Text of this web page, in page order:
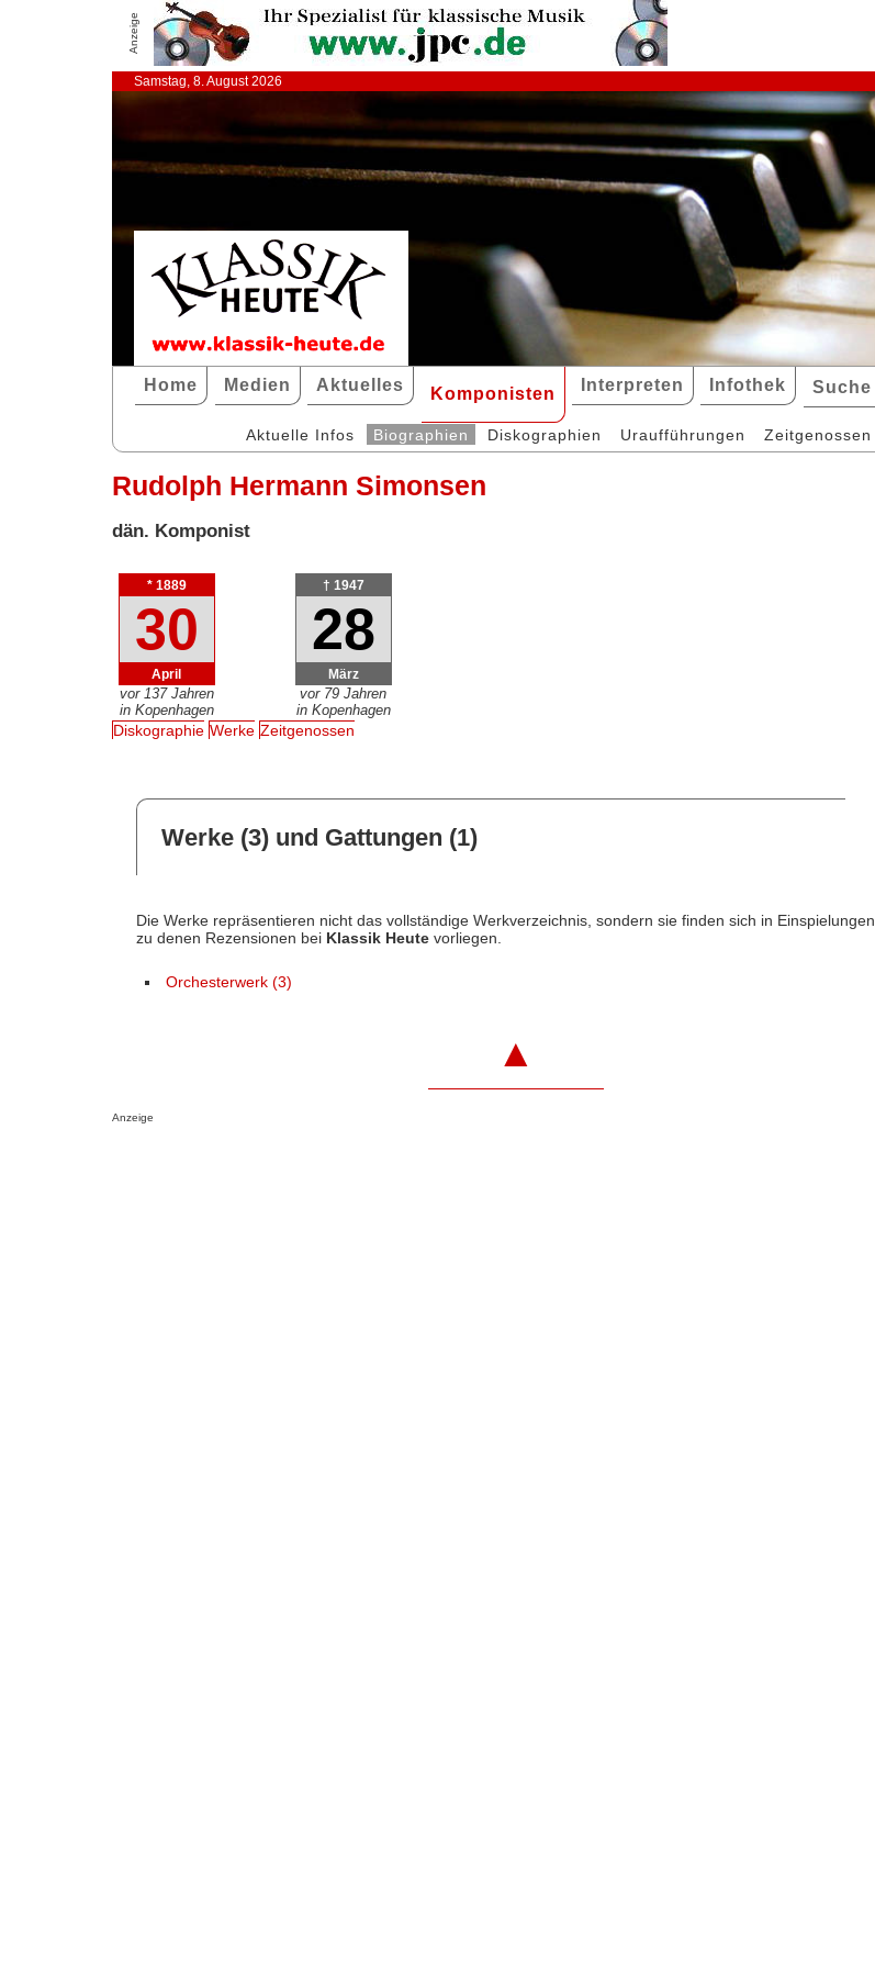
Anzeige
Samstag, 8. August 2026
Home Medien Aktuelles Komponisten Interpreten Infothek Suche
Aktuelle Infos Biographien Diskographien Uraufführungen Zeitgenossen
Rudolph Hermann Simonsen
dän. Komponist
* 1889
30
April
vor 137 Jahren
in Kopenhagen
† 1947
28
März
vor 79 Jahren
in Kopenhagen
Diskographie Werke Zeitgenossen
Werke (3) und Gattungen (1)
Die Werke repräsentieren nicht das vollständige Werkverzeichnis, sondern sie finden sich in Einspielungen,
zu denen Rezensionen bei Klassik Heutevorliegen.
Orchesterwerk (3)
▲
Anzeige